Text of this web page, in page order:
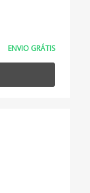
ENVIO GRÁTIS